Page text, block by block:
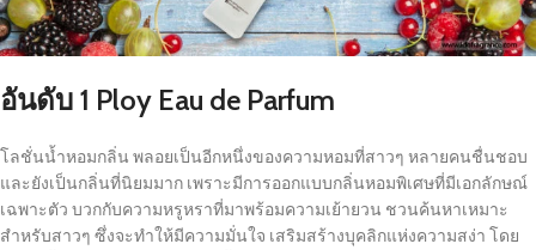
อันดับ 1 Ploy Eau de Parfum
โลชั่นน้ำหอมกลิ่น พลอยเป็นอีกหนึ่งของความหอมที่สาวๆ หลายคนชื่นชอบ
และยังเป็นกลิ่นที่นิยมมาก เพราะมีการออกแบบกลิ่นหอมพิเศษที่มีเอกลักษณ์
เฉพาะตัว บวกกับความหรูหราที่มาพร้อมความเย้ายวน ชวนค้นหาเหมาะ
สำหรับสาวๆ ซึ่งจะทำให้มีความมั่นใจ เสริมสร้างบุคลิกแห่งความสง่า โดย